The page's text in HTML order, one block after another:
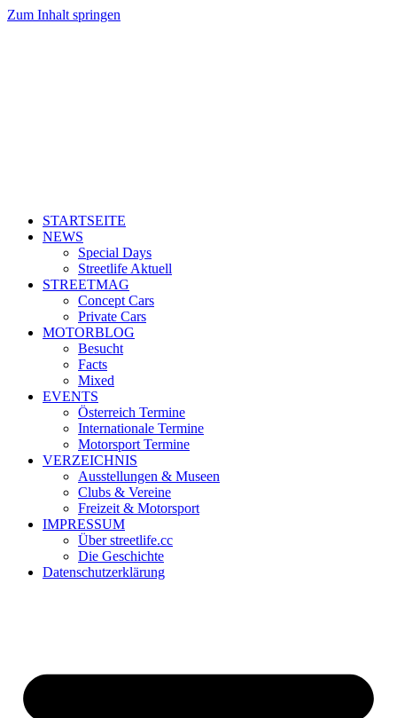
Zum Inhalt springen
STARTSEITE
NEWS
Special Days
Streetlife Aktuell
STREETMAG
Concept Cars
Private Cars
MOTORBLOG
Besucht
Facts
Mixed
EVENTS
Österreich Termine
Internationale Termine
Motorsport Termine
VERZEICHNIS
Ausstellungen & Museen
Clubs & Vereine
Freizeit & Motorsport
IMPRESSUM
Über streetlife.cc
Die Geschichte
Datenschutzerklärung